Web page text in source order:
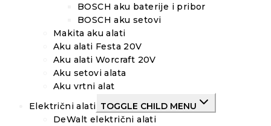
BOSCH aku baterije i pribor
BOSCH aku setovi
Makita aku alati
Aku alati Festa 20V
Aku alati Worcraft 20V
Aku setovi alata
Aku vrtni alat
Električni alati TOGGLE CHILD MENU
DeWalt električni alati